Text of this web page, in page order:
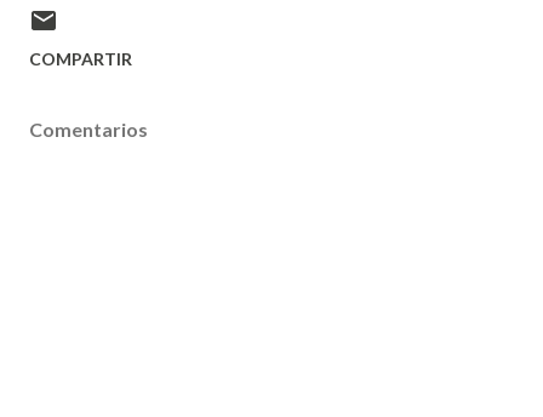
COMPARTIR
Comentarios